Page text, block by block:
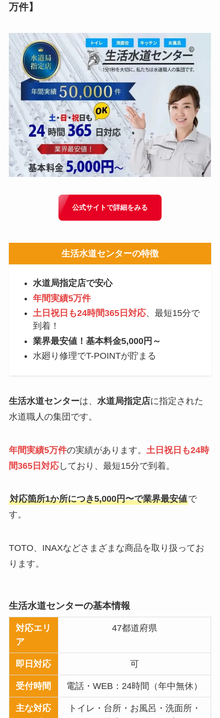
万件】
公式サイトで詳細をみる
生活水道センターの特徴
水道局指定店で安心
年間実績5万件
土日祝日も24時間365日対応、最短15分で
到着！
業界最安値！基本料金5,000円～
水廻り修理でT-POINTが貯まる
生活水道センターは、 水道局指定店に指定された
水道職人の集団です。
年間実績5万件の実績があります。
土日祝日も24時
間365日対応しており、最短15分で到着。
対応箇所1か所につき5,000円〜で業界最安値で
す。
TOTO、INAXなどさまざまな商品を取り扱ってお
ります。
生活水道センターの基本情報
対応エリ
ア
47都道府県
即日対応 可
受付時間 電話・WEB：24時間（年中無休）
主な対応
トイレ・台所・お風呂・洗面所・